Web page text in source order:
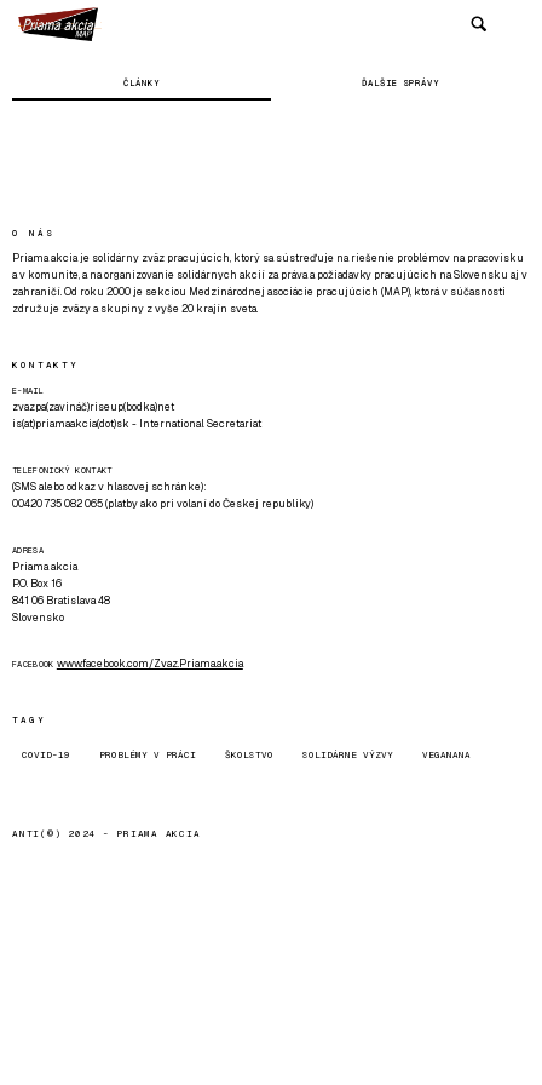
ČLÁNKY ĎALŠIE SPRÁVY
O NÁS
Priama akcia je solidárny zväz pracujúcich, ktorý sa sústreďuje na riešenie problémov na pracovisku
a v komunite, a na organizovanie solidárnych akcií za práva a požiadavky pracujúcich na Slovensku aj v
zahraničí. Od roku 2000 je sekciou Medzinárodnej asociácie pracujúcich (MAP), ktorá v súčasnosti
združuje zväzy a skupiny z vyše 20 krajín sveta.
KONTAKTY
E-MAIL
zvazpa(zavináč)riseup(bodka)net
is(at)priamaakcia(dot)sk - International Secretariat
TELEFONICKÝ KONTAKT
(SMS alebo odkaz v hlasovej schránke):
00420 735 082 065 (platby ako pri volaní do Českej republiky)
ADRESA
Priama akcia
P.O. Box 16
841 06 Bratislava 48
Slovensko
FACEBOOK www.facebook.com/Zvaz.Priama.akcia
TAGY
COVID-19 PROBLÉMY V PRÁCI ŠKOLSTVO SOLIDÁRNE VÝZVY VEGANANA
ANTI(©) 2024 - PRIAMA AKCIA